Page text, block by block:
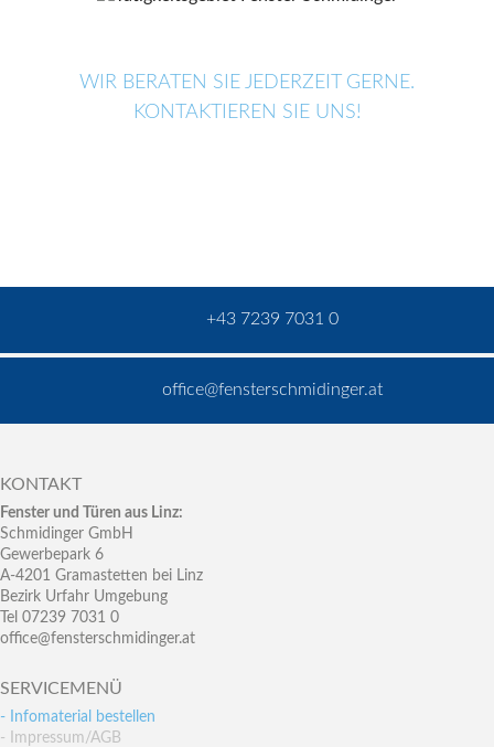
WIR BERATEN SIE JEDERZEIT GERNE.
KONTAKTIEREN SIE UNS!
+43 7239 7031 0
office@fensterschmidinger.at
KONTAKT
Fenster und Türen aus Linz:
Schmidinger GmbH
Gewerbepark 6
A-4201 Gramastetten bei Linz
Bezirk Urfahr Umgebung
Tel 07239 7031 0
office@fensterschmidinger.at
SERVICEMENÜ
- Infomaterial bestellen
- Impressum/AGB